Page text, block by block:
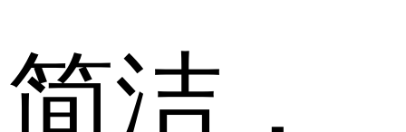
简洁，